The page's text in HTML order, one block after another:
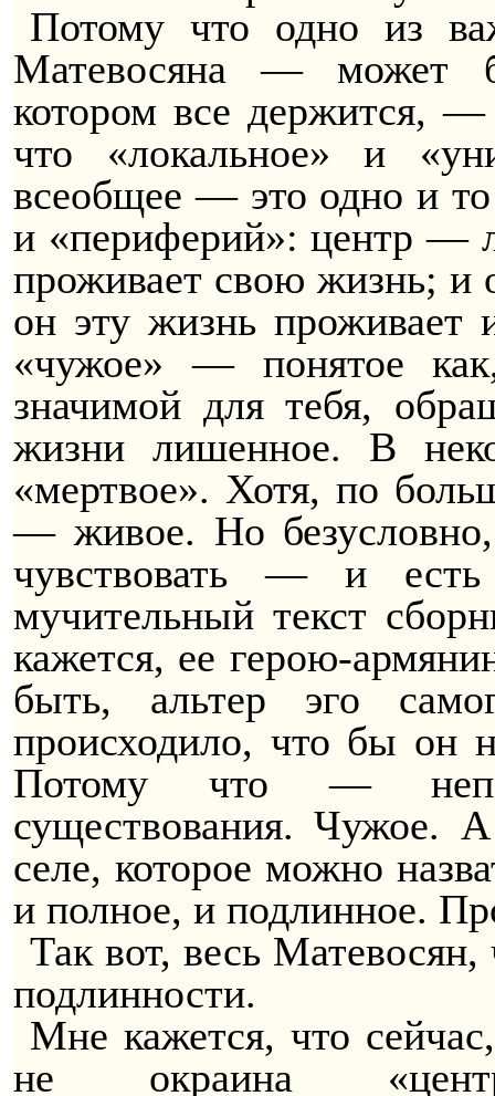
Потому что одно из
Матевосяна — может
котором все держится,
что «локальное» и
всеобщее — это одно и
и «периферий»: центр —
проживает свою жизнь; и
он эту жизнь проживает
«чужое» — понятое
значимой для тебя,
жизни лишенное. В
«мертвое». Хотя, по
— живое. Но
чувствовать — и
мучительный текст сб
кажется, ее герою-
быть, альтер эго
происходило, что бы он
Потому что —
существования. Чужое.
селе, которое можно
и полное, и подлинное.
Так вот, весь
подлинности.
Мне кажется, что
не окраина